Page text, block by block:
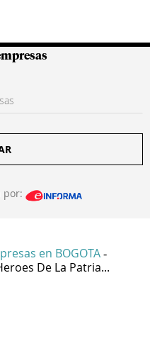
por:
en BOGOTA -
De La Patria...